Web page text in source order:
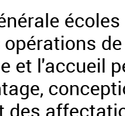
écoles
et l'accueil
des